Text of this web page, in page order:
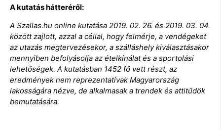
A kutatás hátteréről:
A Szallas.hu online kutatása 2019. 02. 26. és 2019. 03. 04.
között zajlott, azzal a céllal, hogy felmérje, a vendégeket
az utazás megtervezésekor, a szálláshely kiválasztásakor
mennyiben befolyásolja az ételkínálat és a sportolási
lehetőségek. A kutatásban 1452 fő vett részt, az
eredmények nem reprezentatívak Magyarország
lakosságára nézve, de alkalmasak a trendek és attitűdök
bemutatására.